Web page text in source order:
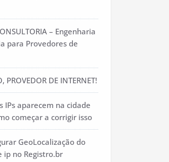
– Engenharia
para Provedores de
PROVEDOR DE INTERNET!
IPs aparecem na cidade
começar a corrigir isso
GeoLocalização do
ip no Registro.br